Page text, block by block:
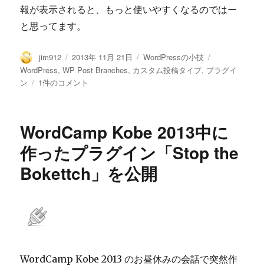
報が表示されると、もっと使いやすくなるのではー
と思ってます。
投
稿
者
jim912
投
稿
日:
2013年 11月 21日
カ
テ
WordPressの小技
グ
WordPress,WP Post Branches, カスタム投稿タイプ, プラグイ
ン
WP
カ
タ
ム
投
タ
イ
対
1件のコメント
WordCamp Kobe 2013中に
作ったプラグイン「Stop the
Bokettch」を公開
WordCamp Kobe 2013 のお昼休みの会話で突然作